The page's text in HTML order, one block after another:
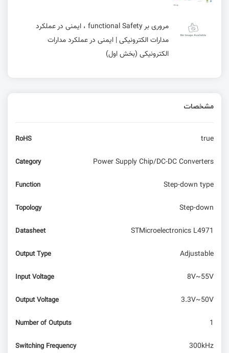
مروری بر functional Safety ، ایمنی در عملکرد
مدارات الکترونیکی | ایمنی در عملکرد مدارات
الکترونیکی (بخش اول)
مشخصات
RoHS true
Category Power Supply Chip/DC-DC Converters
Function Step-down type
Topology Step-down
Datasheet STMicroelectronics L4971
Output Type Adjustable
Input Voltage 8V~55V
Output Voltage 3.3V~50V
Number of Outputs 1
Switching Frequency 300kHz